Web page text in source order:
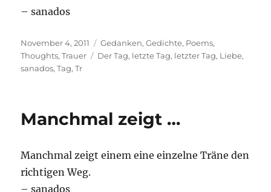
– sanados
Posted
on
November 4, 2011 Categories
Gedanken,Gedichte, Poems,
Thoughts,Trauer Tags
Der Tag, letzte Tag, letzter Tag, Liebe,
sanados,Tag,Tr
Manchmal zeigt …
Manchmal zeigt einem eine einzelne Träne den
richtigen Weg.
– sanados